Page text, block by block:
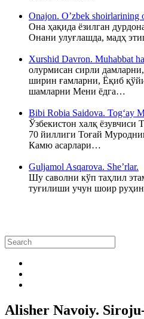
Onajon. O’zbek shoirlarining
Она ҳақида ёзилган
Онани улуғлашда, мадҳ
Xurshid Davron. Muhabbat
олурмисан сирли
ширин ғамларни, Ёқиб
шамларни Мени ёдга…
Bibi Robia Saidova. Tog‘ay
Ўзбекистон халқ ёзувчиси
70 йиллиги Тоғай
Камю асарлари…
Guljamol Asqarova. She’rlar.
Шу саволни кўп таҳлил
туғилиши учун шоир
Alisher Navoiy.